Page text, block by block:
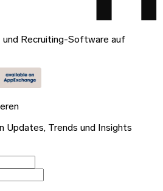
Recruiting-Software auf
Updates, Trends und Insights